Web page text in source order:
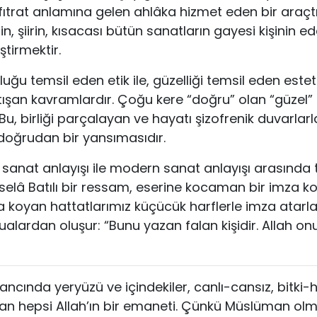
anlamına gelen ahlâka hizmet eden bir
şiirin, kısacası bütün sanatların gayesi kişinin
temsil eden etik ile, güzelliği temsil eden
kavramlardır. Çoğu kere “doğru” olan “güzel”
birliği parçalayan ve hayatı şizofrenik
bir yansımasıdır.
anlayışı ile modern sanat anlayışı
Batılı bir ressam, eserine kocaman bir imza
koyan hattatlarımız küçücük harflerle imza
oluşur: “Bunu yazan falan kişidir. Allah
yeryüzü ve içindekiler, canlı-cansız, bitki-
hepsi Allah’ın bir emaneti. Çünkü Müslüman